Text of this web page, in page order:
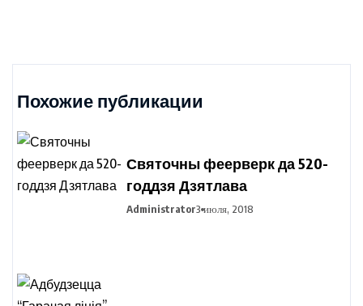
Похожие публикации
Святочны феерверк да 520-
годдзя Дзятлава
Administrator3 июля, 2018